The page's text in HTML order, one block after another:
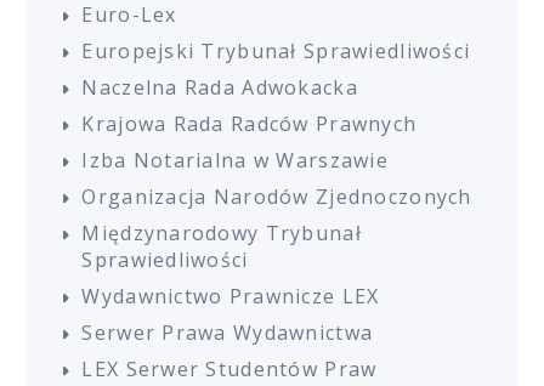
Euro-Lex
Europejski Trybunał Sprawiedliwości
Naczelna Rada Adwokacka
Krajowa Rada Radców Prawnych
Izba Notarialna w Warszawie
Organizacja Narodów Zjednoczonych
Międzynarodowy Trybunał
Sprawiedliwości
Wydawnictwo Prawnicze LEX
Serwer Prawa Wydawnictwa
LEX Serwer Studentów Praw